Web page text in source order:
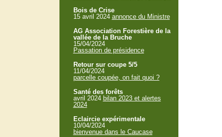
Bois de Crise
15 avril 2024 annonce du Ministre
AG Association Forestière de la
vallée de la Bruche
15/04/2024
Passation de présidence
Retour sur coupe 5/5
11/04/2024
parcelle coupée, on fait quoi ?
Santé des forêts
avril 2024 bilan 2023 et alertes
2024
Eclaircie expérimentale
10/04/2024
bienvenue dans le Caucase